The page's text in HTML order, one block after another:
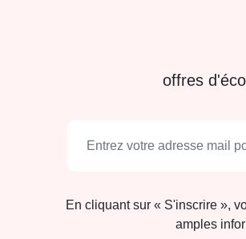
offres
En cliquant sur « S'inscrire »,
amples